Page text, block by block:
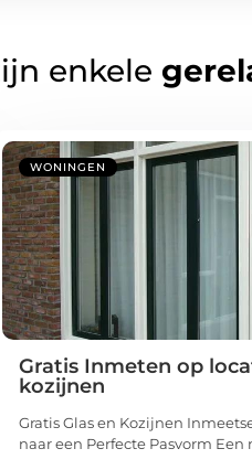
enkele
WONINGEN
Gratis Inmeten op
kozijnen
Gratis Glas en Kozijnen
naar een Perfecte Pasvorm